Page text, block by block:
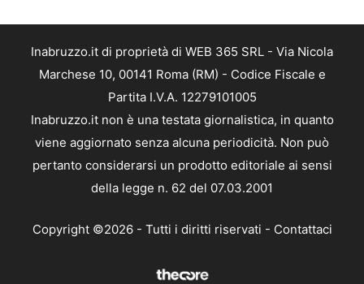
Inabruzzo.it di proprietà di WEB 365 SRL - Via Nicola
Marchese 10, 00141 Roma (RM) - Codice Fiscale e
Partita I.V.A. 12279101005
Inabruzzo.it non è una testata giornalistica, in quanto
viene aggiornato senza alcuna periodicità. Non può
pertanto considerarsi un prodotto editoriale ai sensi
della legge n. 62 del 07.03.2001
Copyright ©2026 - Tutti i diritti riservati - Contattaci